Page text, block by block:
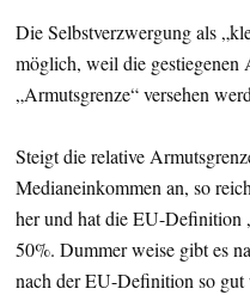
Die Selbstverzwergung als
möglich, weil die
„Armutsgrenze“ versehen
Steigt die relative
Medianeinkommen an, so
her und hat die EU-Definition
50%. Dummer weise gibt es
nach der EU-Definition so